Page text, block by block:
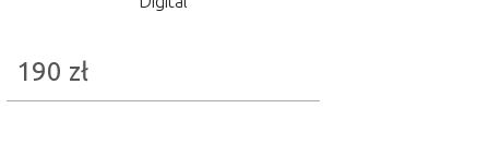
190 zł